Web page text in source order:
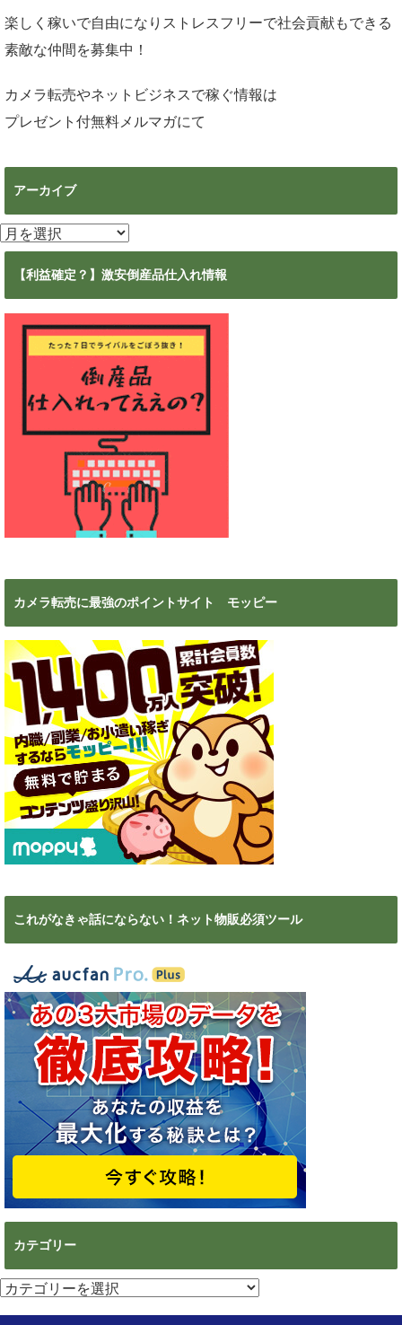
楽しく稼いで自由になりストレスフリーで社会貢献もできる
素敵な仲間を募集中！
カメラ転売やネットビジネスで稼ぐ情報は
プレゼント付無料メルマガにて
アーカイブ
ア
ー
【利益確定？】激安倒産品仕入れ情報
カメラ転売に最強のポイントサイト モッピー
これがなきゃ話にならない！ネット物販必須ツール
カテゴリー
カ